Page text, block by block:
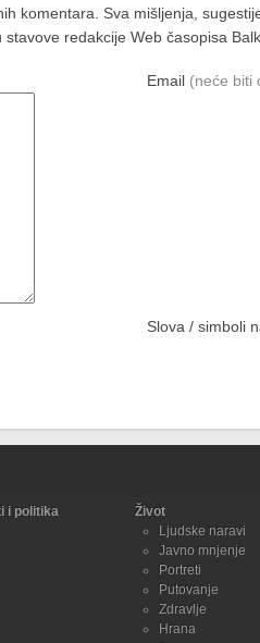
komentara. Sva mišljenja,
redakcije Web časopisa
Email (neće biti
Slova / simboli
i politika
Život
Ljudske naravi
Javno mnjenje
Portreti
Putovanje
Zdravlje
Hrana